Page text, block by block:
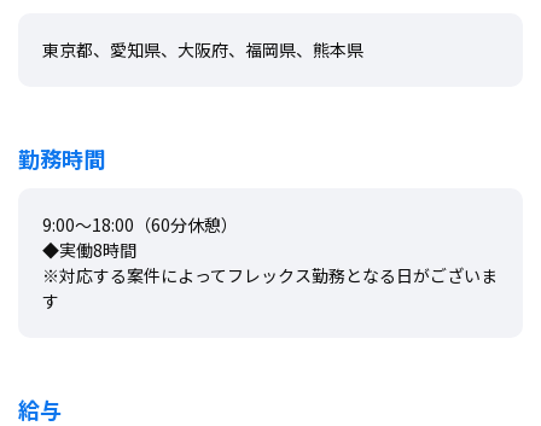
東京都、愛知県、大阪府、福岡県、熊本県
勤務時間
9:00～18:00（60分休憩）
◆実働8時間
※対応する案件によってフレックス勤務となる日がございま
す
給与